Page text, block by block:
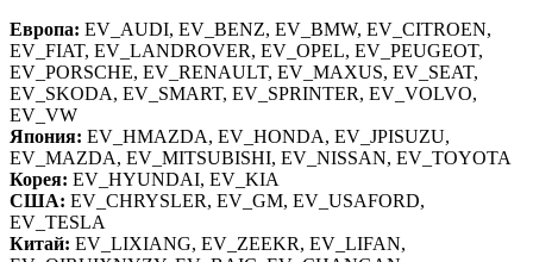
Европа: EV_AUDI, EV_BENZ, EV_BMW, EV_CITROEN,
EV_FIAT, EV_LANDROVER, EV_OPEL, EV_PEUGEOT,
EV_PORSCHE, EV_RENAULT, EV_MAXUS, EV_SEAT,
EV_SKODA, EV_SMART, EV_SPRINTER, EV_VOLVO,
EV_VW
Япония: EV_HMAZDA, EV_HONDA, EV_JPISUZU,
EV_MAZDA, EV_MITSUBISHI, EV_NISSAN, EV_TOYOTA
Корея: EV_HYUNDAI, EV_KIA
США: EV_CHRYSLER, EV_GM, EV_USAFORD,
EV_TESLA
Китай: EV_LIXIANG, EV_ZEEKR, EV_LIFAN,